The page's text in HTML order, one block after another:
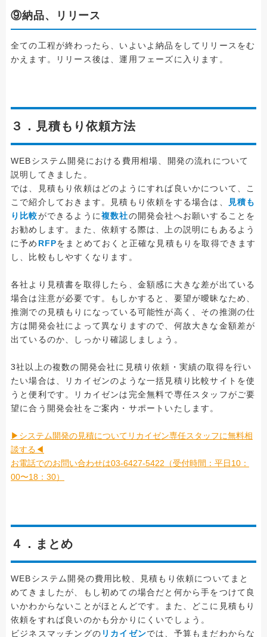
⑨納品、リリース
全ての工程が終わったら、いよいよ納品をしてリリースをむ
かえます。リリース後は、運用フェーズに入ります。
３．見積もり依頼方法
WEBシステム開発における費用相場、開発の流れについて
説明してきました。
では、見積もり依頼はどのようにすれば良いかについて、こ
こで紹介しておきます。見積もり依頼をする場合は、
見積も
り比較ができるように複数社の開発会社へお願いすることを
お勧めします。また、依頼する際は、上の説明にもあるよう
に予め RFPをまとめておくと正確な見積もりを取得できます
し、比較もしやすくなります。
各社より見積書を取得したら、金額感に大きな差が出ている
場合は注意が必要です。もしかすると、要望が曖昧なため、
推測での見積もりになっている可能性が高く、その推測の仕
方は開発会社によって異なりますので、何故大きな金額差が
出ているのか、しっかり確認しましょう。
3社以上の複数の開発会社に見積り依頼・実績の取得を行い
たい場合は、リカイゼンのような一括見積り比較サイトを使
うと便利です。リカイゼンは完全無料で専任スタッフがご要
望に合う開発会社をご案内・サポートいたします。
▶システム開発の見積についてリカイゼン専任スタッフに無料相
談する◀
お電話でのお問い合わせは03-6427-5422（受付時間：平日10：
00〜18：30）
４．まとめ
WEBシステム開発の費用比較、見積もり依頼についてまと
めてきましたが、もし初めての場合だと何から手をつけて良
いかわからないことがほとんどです。また、どこに見積もり
依頼をすれば良いのかも分かりにくいでしょう。
ビジネスマッチングの リカイゼンでは、予算もまだわからな